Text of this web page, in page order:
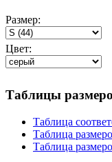
Размер:
Цвет:
Таблицы
Таблица
Таблица
Таблица